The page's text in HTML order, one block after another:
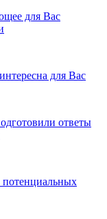
для Вас
для Вас
ответы